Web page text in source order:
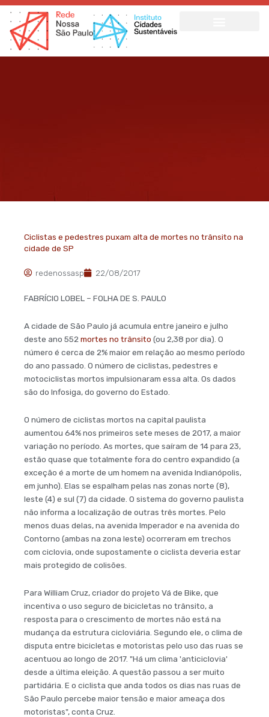
Ir
para
conteúdo
Ciclistas e pedestres puxam alta de mortes no trânsito na
cidade de SP
redenossasp 22/08/2017
FABRÍCIO LOBEL – FOLHA DE S. PAULO
A cidade de São Paulo já acumula entre janeiro e julho
deste ano 552 mortes no trânsito (ou 2,38 por dia). O
número é cerca de 2% maior em relação ao mesmo período
do ano passado. O número de ciclistas, pedestres e
motociclistas mortos impulsionaram essa alta. Os dados
são do Infosiga, do governo do Estado.
O número de ciclistas mortos na capital paulista
aumentou 64% nos primeiros sete meses de 2017, a maior
variação no período. As mortes, que saíram de 14 para 23,
estão quase que totalmente fora do centro expandido (a
exceção é a morte de um homem na avenida Indianópolis,
em junho). Elas se espalham pelas nas zonas norte (8),
leste (4) e sul (7) da cidade. O sistema do governo paulista
não informa a localização de outras três mortes. Pelo
menos duas delas, na avenida Imperador e na avenida do
Contorno (ambas na zona leste) ocorreram em trechos
com ciclovia, onde supostamente o ciclista deveria estar
mais protegido de colisões.
Para William Cruz, criador do projeto Vá de Bike, que
incentiva o uso seguro de bicicletas no trânsito, a
resposta para o crescimento de mortes não está na
mudança da estrutura cicloviária. Segundo ele, o clima de
disputa entre bicicletas e motoristas pelo uso das ruas se
acentuou ao longo de 2017. "Há um clima 'anticiclovia'
desde a última eleição. A questão passou a ser muito
partidária. E o ciclista que anda todos os dias nas ruas de
São Paulo percebe maior tensão e maior ameaça dos
motoristas", conta Cruz.